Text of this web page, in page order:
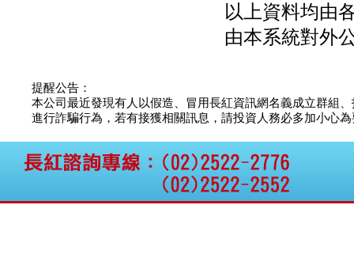
以上資料均由
由本系統對外
提醒公告：
本公司最近發現有人以假造、冒用長紅資訊網名義成立群組
進行詐騙行為，若有接獲相關訊息，請投資人務必多加小心